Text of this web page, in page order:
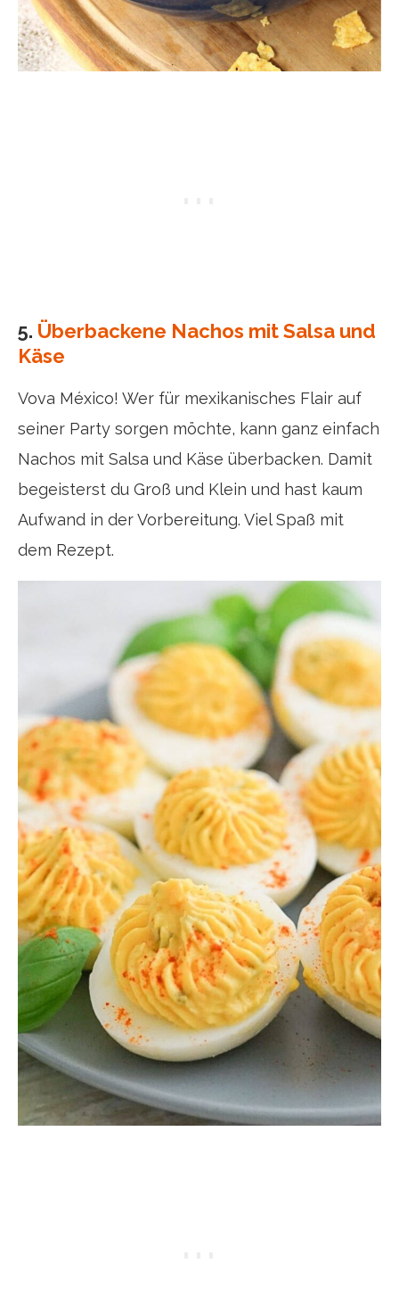
5. Überbackene Nachos mit Salsa und
Käse
Vova México! Wer für mexikanisches Flair auf
seiner Party sorgen möchte, kann ganz einfach
Nachos mit Salsa und Käse überbacken. Damit
begeisterst du Groß und Klein und hast kaum
Aufwand in der Vorbereitung. Viel Spaß mit
dem Rezept.